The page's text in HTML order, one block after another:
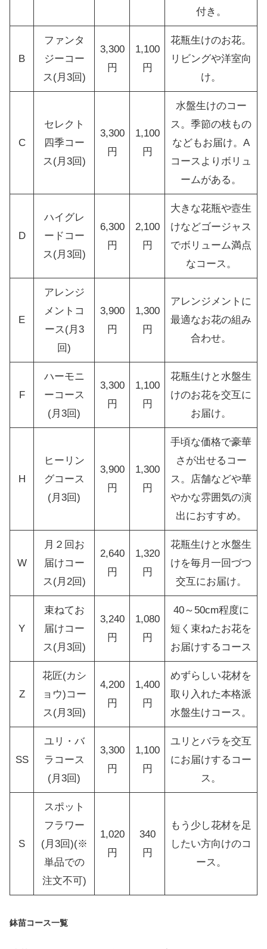
付き。
B
ファンタ
ジーコー
ス(月3回)
3,300
円
1,100
円
花瓶生けのお花。
リビングや洋室向
け。
C
セレクト
四季コー
ス(月3回)
3,300
円
1,100
円
水盤生けのコー
ス。季節の枝もの
などもお届け。A
コースよりボリュ
ームがある。
D
ハイグレ
ードコー
ス(月3回)
6,300
円
2,100
円
大きな花瓶や壼生
けなどゴージャス
でボリューム満点
なコース。
E
アレンジ
メントコ
ース(月3
回)
3,900
円
1,300
円
アレンジメントに
最適なお花の組み
合わせ。
F
ハーモニ
ーコース
(月3回)
3,300
円
1,100
円
花瓶生けと水盤生
けのお花を交互に
お届け。
H
ヒーリン
グコース
(月3回)
3,900
円
1,300
円
手頃な価格で豪華
さが出せるコー
ス。店舗などや華
やかな雰囲気の演
出におすすめ。
W
月２回お
届けコー
ス(月2回)
2,640
円
1,320
円
花瓶生けと水盤生
けを毎月一回づつ
交互にお届け。
Y
束ねてお
届けコー
ス(月3回)
3,240
円
1,080
円
40～50cm程度に
短く束ねたお花を
お届けするコース
Z
花匠(カシ
ョウ)コー
ス(月3回)
4,200
円
1,400
円
めずらしい花材を
取り入れた本格派
水盤生けコース。
SS
ユリ・バ
ラコース
(月3回)
3,300
円
1,100
円
ユリとバラを交互
にお届けするコー
ス。
S
スポット
フラワー
(月3回)(※
単品での
注文不可)
1,020
円
340
円
もう少し花材を足
したい方向けのコ
ース。
鉢苗コース一覧